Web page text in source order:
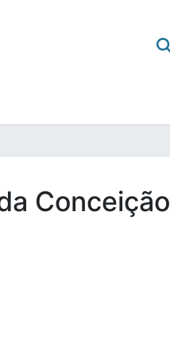
Conceição